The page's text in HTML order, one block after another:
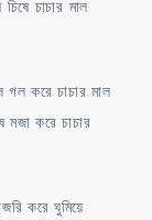
চাচার মাল
করে চাচার মাল
করে চাচার
করে ঘুমিয়ে